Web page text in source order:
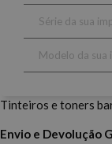
Tinteiros e toners
Envio e Devolução